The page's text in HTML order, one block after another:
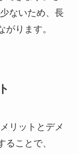
ないため、長
ります。
リットとデメ
ることで、